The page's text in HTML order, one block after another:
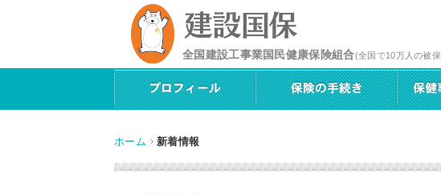
全国建設工事業国民健康保険組合(全国で10万人の被
ホーム 新着情報